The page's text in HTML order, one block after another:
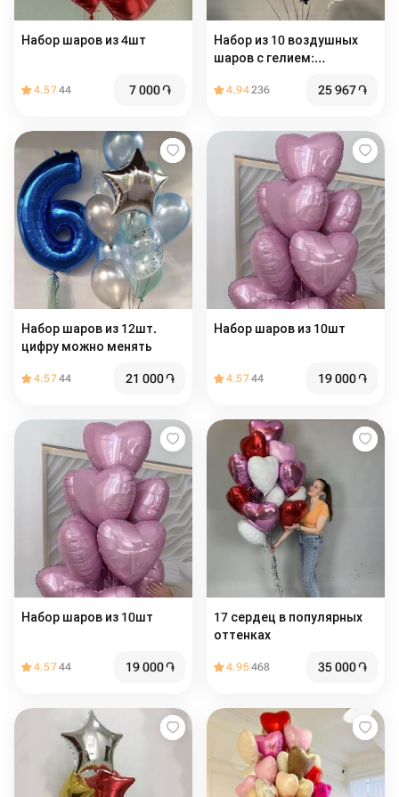
Набор шаров из 4шт
4.5744 7 000֏
Набор из 10 воздушных
шаров с гелием:
4.94236 25 967֏
Набор шаров из 12шт.
цифру можно менять
4.5744 21 000֏
Набор шаров из 10шт
4.5744 19 000֏
Набор шаров из 10шт
4.5744 19 000֏
17 сердец в популярных
оттенках
4.95468 35 000֏